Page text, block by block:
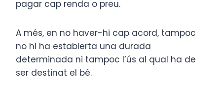
pagar cap renda o preu.
A més, en no haver-hi cap acord, tampoc
no hi ha establerta una durada
determinada ni tampoc l’ús al qual ha de
ser destinat el bé.